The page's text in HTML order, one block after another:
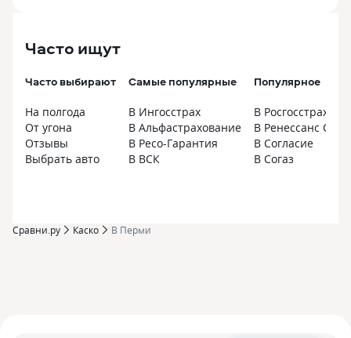
Часто ищут
Часто выбирают
На полгода
От угона
Отзывы
Выбрать авто
Самые популярные
В Ингосстрах
В Альфастрахование
В Ресо-Гарантия
В ВСК
Популярное
В Росгосстрах
В Ренессанс
В Согласие
В Согаз
Сравни.ру Каско В Перми